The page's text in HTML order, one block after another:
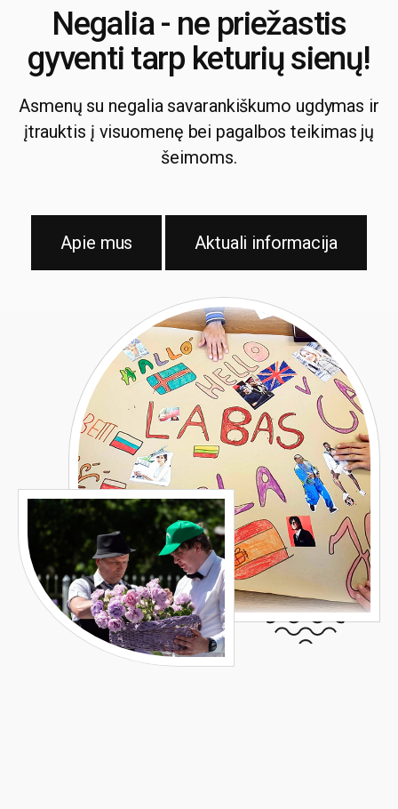
Negalia - ne priežastis
gyventi tarp keturių sienų!
Asmenų su negalia savarankiškumo ugdymas ir
įtrauktis į visuomenę bei pagalbos teikimas jų
šeimoms.
Apie mus Aktuali informacija